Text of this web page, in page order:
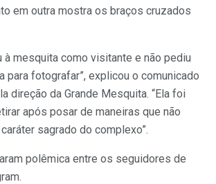
em outra mostra os braços cruzados
à mesquita como visitante e não pediu
para fotografar”, explicou o comunicado
direção da Grande Mesquita. “Ela foi
após posar de maneiras que não
sagrado do complexo”.
polêmica entre os seguidores de